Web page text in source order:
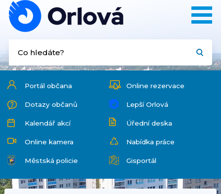
Portál občana Online rezervace
Dotazy občanů Lepší Orlová
Kalendář akcí Úřední deska
Online kamera Nabídka práce
Městská policie Gisportál